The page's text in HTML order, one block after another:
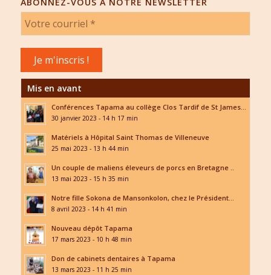
Mis en avant
Conférences Tapama au collège Clos Tardif de St James...
30 janvier 2023 - 14 h 17 min
Matériels à Hôpital Saint Thomas de Villeneuve
25 mai 2023 - 13 h 44 min
Un couple de maliens éleveurs de porcs en Bretagne ..
13 mai 2023 - 15 h 35 min
Notre fille Sokona de Mansonkolon, chez le Président...
8 avril 2023 - 14 h 41 min
Nouveau dépôt Tapama
17 mars 2023 - 10 h 48 min
Don de cabinets dentaires à Tapama
13 mars 2023 - 11 h 25 min